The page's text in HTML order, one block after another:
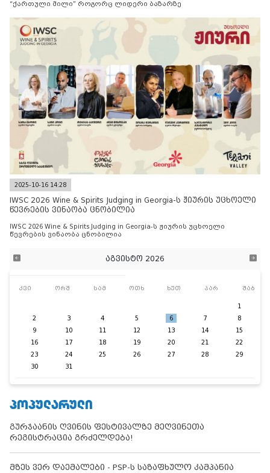
“ქართული მილი” როგორც ლიდერი ბაზარზე
2025-10-16 14:28
IWSC 2026 Wine & Spirits Judging in Georgia-ს ჟიურის უცხოელი
წევრების ვინაობა ცნობილია
IWSC 2026 Wine & Spirits Judging in Georgia-ს ჟიურის უცხოელი
წევრების ვინაობა ცნობილია
აგვისტო 2026
კვი ორშ სამ ოთხ ხუთ პარ შაბ
1
2
3 4 5 6 7
8
9
10 11 12 13 14
15
16
17 18 19 20 21
22
23
24 25 26 27 28
29
30
31
ᲞᲝᲞᲣᲚᲐᲠᲣᲚᲘ
გურჯაანის ღვინის ფესტივალზე მეღვინეთა
რეგისტრაცია გრძელდება!
მზეს ვერ დაემალები - PSP-ს საზაფხულო კამპანია